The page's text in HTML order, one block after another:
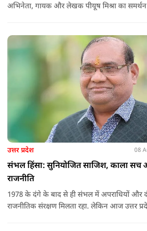
अभिनेता, गायक और लेखक पीयूष मिश्रा का समर्थन
उत्तर प्रदेश 08
संभल हिंसा: सुनियोजित साजिश, काला सच
राजनीति
1978 के दंगे के बाद से ही संभल में अपराधियों और
राजनीतिक संरक्षण मिलता रहा. लेकिन आज उत्तर